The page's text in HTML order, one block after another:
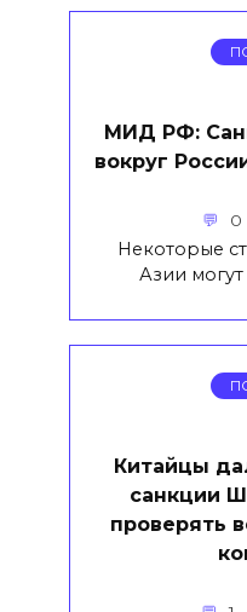
МИД РФ:
вокруг
0
Некоторые
Азии
Китайцы
санкции
проверять